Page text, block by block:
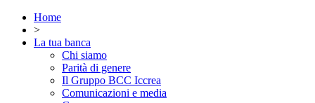
Home
>
La tua banca
Chi siamo
Parità di genere
Il Gruppo BCC Iccrea
Comunicazioni e media